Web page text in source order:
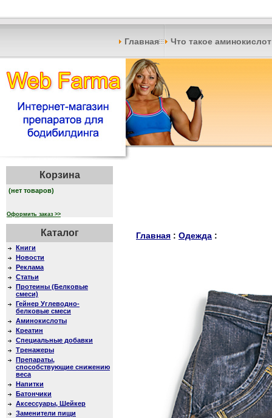
Главная Что такое
Корзина
(нет товаров)
Оформить заказ >>
Каталог
Книги
Новости
Реклама
Статьи
Протеины (Белковые
смеси)
Гейнер Углеводно-
белковые смеси
Аминокислоты
Креатин
Специальные добавки
Тренажеры
Препараты,
способствующие снижению
веса
Напитки
Батончики
Аксессуары, Шейкер
Заменители пищи
Главная : Одежда :